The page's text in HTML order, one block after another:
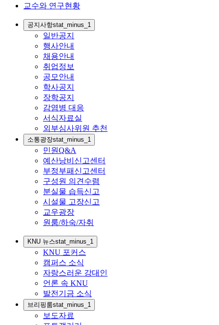
교수와 연구현황
공지사항stat_minus_1
일반공지
행사안내
채용안내
취업정보
공모안내
학사공지
장학공지
감염병 대응
서식자료실
외부심사위원 추천
소통광장stat_minus_1
민원Q&A
예산낭비신고센터
부정부패신고센터
구성원 의견수렴
분실물 습득신고
시설물 고장신고
교우광장
원룸/하숙/자취
KNU 뉴스stat_minus_1
KNU 포커스
캠퍼스 소식
자랑스러운 강대인
언론 속 KNU
발전기금 소식
브리핑룸stat_minus_1
보도자료